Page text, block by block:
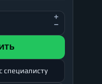
специалисту